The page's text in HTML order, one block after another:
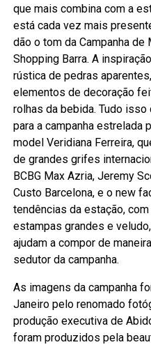
que mais combina com a
está cada vez mais
dão o tom da Campanha
Shopping Barra. A
rústica de pedras
elementos de decoração
rolhas da bebida. Tudo
para a campanha estrelada
model Veridiana Ferreira,
de grandes grifes
BCBG Max Azria, Jeremy
Custo Barcelona, e o new
tendências da estação,
estampas grandes e
ajudam a compor de
sedutor da campanha.
As imagens da campanha
Janeiro pelo renomado
produção executiva de
foram produzidos pela